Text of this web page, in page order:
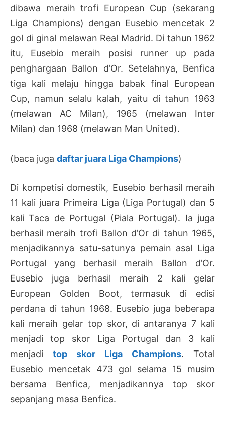
dibawa meraih trofi European Cup (sekarang
Liga Champions) dengan Eusebio mencetak 2
gol di ginal melawan Real Madrid. Di tahun 1962
itu, Eusebio meraih posisi runner up pada
penghargaan Ballon d’Or. Setelahnya, Benfica
tiga kali melaju hingga babak final European
Cup, namun selalu kalah, yaitu di tahun 1963
(melawan AC Milan), 1965 (melawan Inter
Milan) dan 1968 (melawan Man United).
(baca juga daftar juara Liga Champions)
Di kompetisi domestik, Eusebio berhasil meraih
11 kali juara Primeira Liga (Liga Portugal) dan 5
kali Taca de Portugal (Piala Portugal). Ia juga
berhasil meraih trofi Ballon d’Or di tahun 1965,
menjadikannya satu-satunya pemain asal Liga
Portugal yang berhasil meraih Ballon d’Or.
Eusebio juga berhasil meraih 2 kali gelar
European Golden Boot, termasuk di edisi
perdana di tahun 1968. Eusebio juga beberapa
kali meraih gelar top skor, di antaranya 7 kali
menjadi top skor Liga Portugal dan 3 kali
menjadi top skor Liga Champions. Total
Eusebio mencetak 473 gol selama 15 musim
bersama Benfica, menjadikannya top skor
sepanjang masa Benfica.